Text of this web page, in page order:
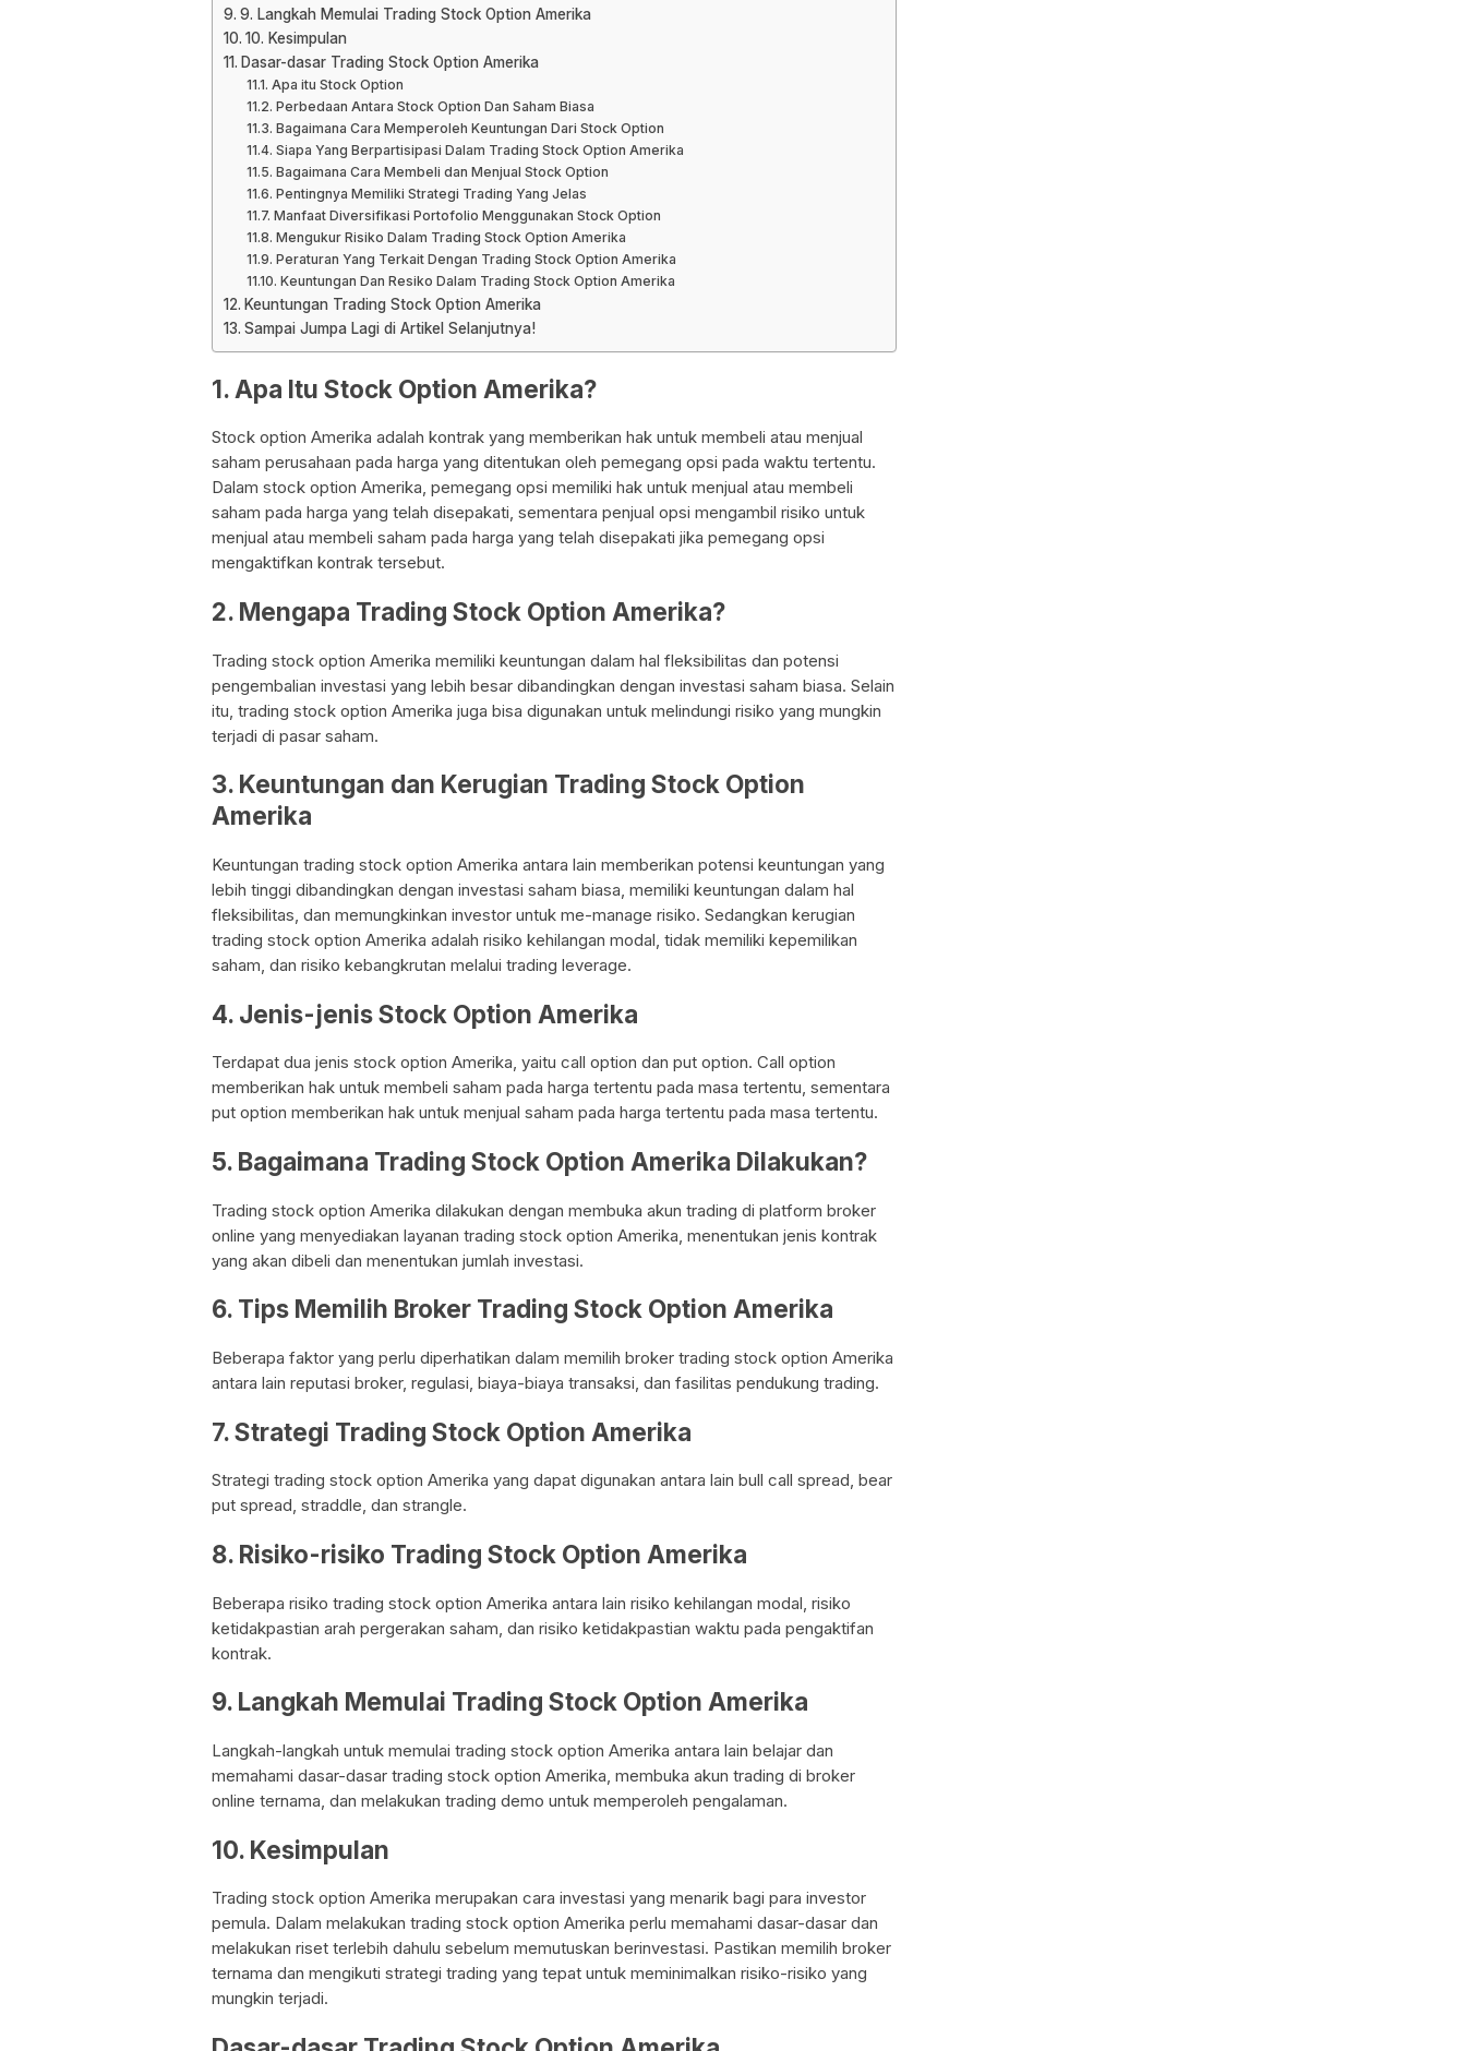
9. Langkah Memulai Trading Stock Option Amerika
10. Kesimpulan
Dasar-dasar Trading Stock Option Amerika
Apa itu Stock Option
Perbedaan Antara Stock Option Dan Saham Biasa
Bagaimana Cara Memperoleh Keuntungan Dari Stock Option
Siapa Yang Berpartisipasi Dalam Trading Stock Option Amerika
Bagaimana Cara Membeli dan Menjual Stock Option
Pentingnya Memiliki Strategi Trading Yang Jelas
Manfaat Diversifikasi Portofolio Menggunakan Stock Option
Mengukur Risiko Dalam Trading Stock Option Amerika
Peraturan Yang Terkait Dengan Trading Stock Option Amerika
Keuntungan Dan Resiko Dalam Trading Stock Option Amerika
Keuntungan Trading Stock Option Amerika
Sampai Jumpa Lagi di Artikel Selanjutnya!
1. Apa Itu Stock Option Amerika?
Stock option Amerika adalah kontrak yang memberikan hak untuk membeli atau menjual
saham perusahaan pada harga yang ditentukan oleh pemegang opsi pada waktu tertentu.
Dalam stock option Amerika, pemegang opsi memiliki hak untuk menjual atau membeli
saham pada harga yang telah disepakati, sementara penjual opsi mengambil risiko untuk
menjual atau membeli saham pada harga yang telah disepakati jika pemegang opsi
mengaktifkan kontrak tersebut.
2. Mengapa Trading Stock Option Amerika?
Trading stock option Amerika memiliki keuntungan dalam hal fleksibilitas dan potensi
pengembalian investasi yang lebih besar dibandingkan dengan investasi saham biasa. Selain
itu, trading stock option Amerika juga bisa digunakan untuk melindungi risiko yang mungkin
terjadi di pasar saham.
3. Keuntungan dan Kerugian Trading Stock Option
Amerika
Keuntungan trading stock option Amerika antara lain memberikan potensi keuntungan yang
lebih tinggi dibandingkan dengan investasi saham biasa, memiliki keuntungan dalam hal
fleksibilitas, dan memungkinkan investor untuk me-manage risiko. Sedangkan kerugian
trading stock option Amerika adalah risiko kehilangan modal, tidak memiliki kepemilikan
saham, dan risiko kebangkrutan melalui trading leverage.
4. Jenis-jenis Stock Option Amerika
Terdapat dua jenis stock option Amerika, yaitu call option dan put option. Call option
memberikan hak untuk membeli saham pada harga tertentu pada masa tertentu, sementara
put option memberikan hak untuk menjual saham pada harga tertentu pada masa tertentu.
5. Bagaimana Trading Stock Option Amerika Dilakukan?
Trading stock option Amerika dilakukan dengan membuka akun trading di platform broker
online yang menyediakan layanan trading stock option Amerika, menentukan jenis kontrak
yang akan dibeli dan menentukan jumlah investasi.
6. Tips Memilih Broker Trading Stock Option Amerika
Beberapa faktor yang perlu diperhatikan dalam memilih broker trading stock option Amerika
antara lain reputasi broker, regulasi, biaya-biaya transaksi, dan fasilitas pendukung trading.
7. Strategi Trading Stock Option Amerika
Strategi trading stock option Amerika yang dapat digunakan antara lain bull call spread, bear
put spread, straddle, dan strangle.
8. Risiko-risiko Trading Stock Option Amerika
Beberapa risiko trading stock option Amerika antara lain risiko kehilangan modal, risiko
ketidakpastian arah pergerakan saham, dan risiko ketidakpastian waktu pada pengaktifan
kontrak.
9. Langkah Memulai Trading Stock Option Amerika
Langkah-langkah untuk memulai trading stock option Amerika antara lain belajar dan
memahami dasar-dasar trading stock option Amerika, membuka akun trading di broker
online ternama, dan melakukan trading demo untuk memperoleh pengalaman.
10. Kesimpulan
Trading stock option Amerika merupakan cara investasi yang menarik bagi para investor
pemula. Dalam melakukan trading stock option Amerika perlu memahami dasar-dasar dan
melakukan riset terlebih dahulu sebelum memutuskan berinvestasi. Pastikan memilih broker
ternama dan mengikuti strategi trading yang tepat untuk meminimalkan risiko-risiko yang
mungkin terjadi.